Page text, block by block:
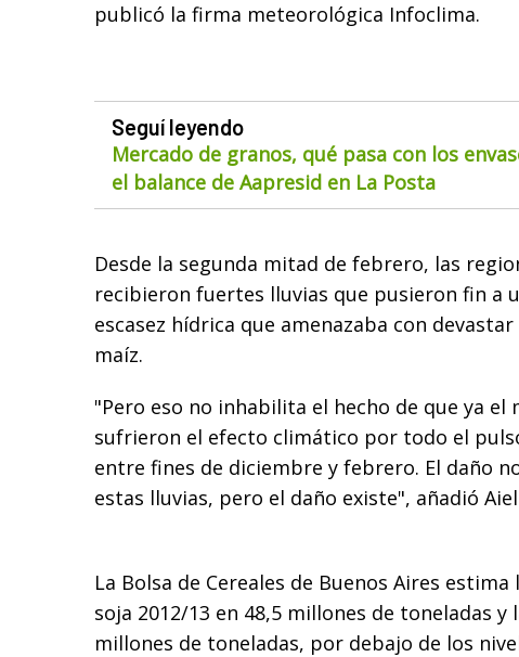
publicó la firma meteorológica Infoclima.
Seguí leyendo
Mercado de granos, qué pasa con los
el balance de Aapresid en La Posta
Desde la segunda mitad de febrero, las
recibieron fuertes lluvias que pusieron fin a
escasez hídrica que amenazaba con
maíz.
"Pero eso no inhabilita el hecho de que ya el
sufrieron el efecto climático por todo el
entre fines de diciembre y febrero. El daño
estas lluvias, pero el daño existe", añadió
La Bolsa de Cereales de Buenos Aires
soja 2012/13 en 48,5 millones de toneladas y
millones de toneladas, por debajo de los